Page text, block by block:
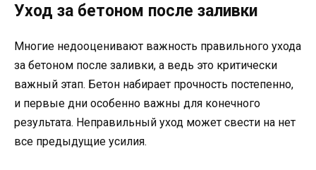
Уход за бетоном после заливки
Многие недооценивают важность правильного ухода
за бетоном после заливки, а ведь это критически
важный этап. Бетон набирает прочность постепенно,
и первые дни особенно важны для конечного
результата. Неправильный уход может свести на нет
все предыдущие усилия.